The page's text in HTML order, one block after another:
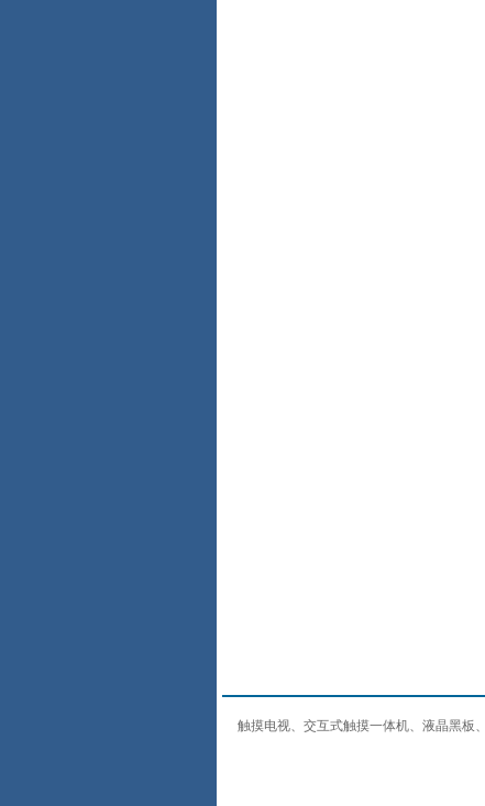
触摸电视、交互式触摸一体机、液晶黑板